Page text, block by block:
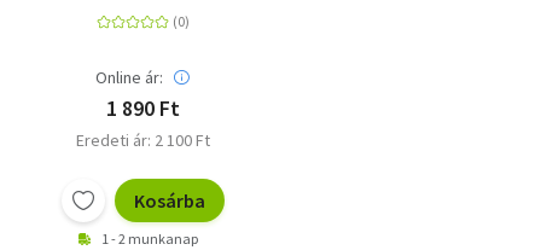
Online ár:
1 890 Ft
Eredeti ár: 2 100 Ft
Kosárba
1 - 2 munkanap